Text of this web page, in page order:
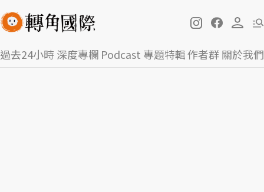
過去24小時深度專欄 Podcast 專題特輯作者群關於我們